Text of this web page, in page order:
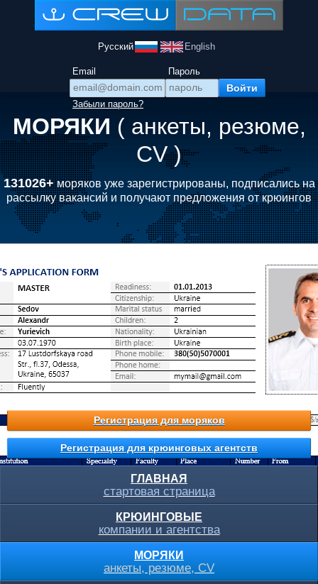
Русский English
Email Пароль
Забыли пароль?
МОРЯКИ ( анкеты, резюме,
CV )
131026+моряков уже зарегистрированы, подписались на
рассылку вакансий и получают предложения от крюингов
Регистрация для моряков
Регистрация для крюинговых агентств
ГЛАВНАЯ
стартовая страница
КРЮИНГОВЫЕ
компании и агентства
МОРЯКИ
анкеты, резюме, CV